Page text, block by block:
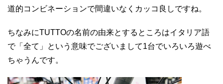
道的コンビネーションで間違いなくカッコ良しですね。
ちなみにTUTTOの名前の由来とするところはイタリア語
で「全て」という意味でございまして1台でいろいろ遊べ
ちゃうんです。